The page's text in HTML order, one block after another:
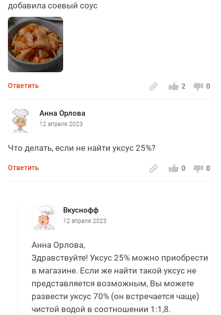
добавила соевый соус
0
2
Ответить
Анна Орлова
12 апреля 2023
Что делать, если не найти уксус 25%?
0
0
Ответить
Вкуснофф
12 апреля 2023
Анна Орлова,
Здравствуйте! Уксус 25% можно приобрести
в магазине. Если же найти такой уксус не
представляется возможным, Вы можете
развести уксус 70% (он встречается чаще)
чистой водой в соотношении 1:1,8.